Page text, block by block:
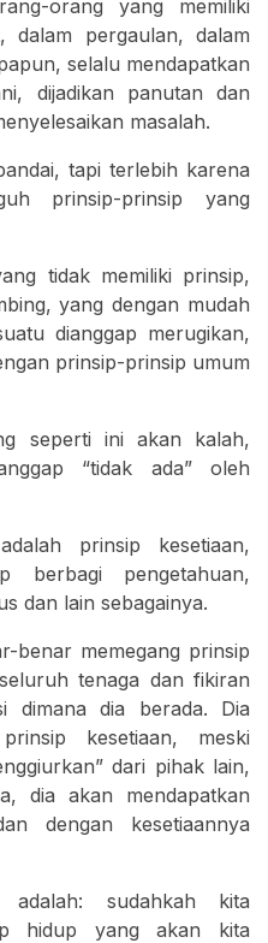
orang yang memiliki
dalam pergaulan, dalam
selalu mendapatkan
dijadikan panutan dan
masalah.
tapi terlebih karena
prinsip-prinsip yang
tidak memiliki prinsip,
yang dengan mudah
dianggap merugikan,
prinsip-prinsip umum
seperti ini akan kalah,
“tidak ada” oleh
prinsip kesetiaan,
berbagi pengetahuan,
dan lain sebagainya.
benar memegang prinsip
tenaga dan fikiran
dimana dia berada. Dia
kesetiaan, meski
dari pihak lain,
dia akan mendapatkan
dengan kesetiaannya
adalah: sudahkah kita
hidup yang akan kita